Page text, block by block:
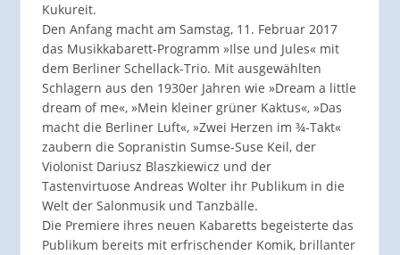
Kukureit.
Den Anfang macht am Samstag, 11. Februar 2017
das Musikkabarett-Programm »Ilse und Jules« mit
dem Berliner Schellack-Trio. Mit ausgewählten
Schlagern aus den 1930er Jahren wie »Dream a little
dream of me«, »Mein kleiner grüner Kaktus«, »Das
macht die Berliner Luft«, »Zwei Herzen im ¾-Takt«
zaubern die Sopranistin Sumse-Suse Keil, der
Violonist Dariusz Blaszkiewicz und der
Tastenvirtuose Andreas Wolter ihr Publikum in die
Welt der Salonmusik und Tanzbälle.
Die Premiere ihres neuen Kabaretts begeisterte das
Publikum bereits mit erfrischender Komik, brillanter